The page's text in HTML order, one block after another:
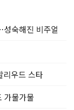
성숙해진 비주얼
리우드 스타
가물가물